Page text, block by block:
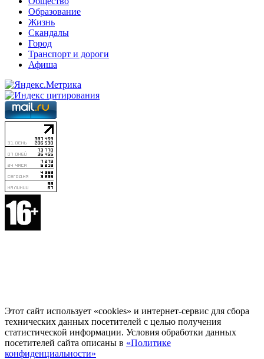
Образование
Жизнь
Скандалы
Город
Транспорт и дороги
Афиша
Этот сайт использует «cookies» и интернет-сервис для сбора
технических данных посетителей с целью получения
статистической информации. Условия обработки данных
посетителей сайта описаны в «Политике
конфиденциальности»